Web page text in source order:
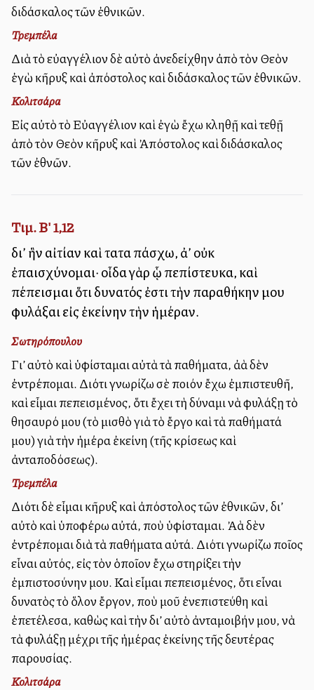
διδάσκαλος τῶν ἐθνικῶν.
Τρεμπέλα
Διὰ τὸ εὐαγγέλιον δὲ αὐτὸ ἀνεδείχθην ἀπὸ τὸν Θεὸν
ἐγὼ κῆρυξ καὶ ἀπόστολος καὶ διδάσκαλος τῶν ἐθνικῶν.
Κολιτσάρα
Εἰς αὐτὸ τὸ Εὐαγγέλιον καὶ ἐγὼ ἔχω κληθῇ καὶ τεθῇ
ἀπὸ τὸν Θεὸν κῆρυξ καὶ Ἀπόστολος καὶ διδάσκαλος
τῶν ἐθνῶν.
Τιμ. Β' 1,12
δι’ ἣν αἰτίαν καὶ ταῦτα πάσχω, ἀλλ’ οὐκ
ἐπαισχύνομαι· οἶδα γὰρ ᾧ πεπίστευκα, καὶ
πέπεισμαι ὅτι δυνατός ἐστι τὴν παραθήκην μου
φυλάξαι εἰς ἐκείνην τὴν ἡμέραν.
Σωτηρόπουλου
Γι’ αὐτὸ καὶ ὑφίσταμαι αὐτὰ τὰ παθήματα, ἀλλὰ δὲν
ἐντρέπομαι. Διότι γνωρίζω σὲ ποιόν ἔχω ἐμπιστευθῆ,
καὶ εἶμαι πεπεισμένος, ὅτι ἔχει τὴ δύναμι νὰ φυλάξῃ τὸ
θησαυρό μου (τὸ μισθὸ γιὰ τὸ ἔργο καὶ τὰ παθήματά
μου) γιὰ τὴν ἡμέρα ἐκείνη (τῆς κρίσεως καὶ
ἀνταποδόσεως).
Τρεμπέλα
Διότι δὲ εἶμαι κῆρυξ καὶ ἀπόστολος τῶν ἐθνικῶν, δι’
αὐτὸ καὶ ὑποφέρω αὐτά, ποὺ ὑφίσταμαι. Ἀλλὰ δὲν
ἐντρέπομαι διὰ τὰ παθήματα αὐτά. Διότι γνωρίζω ποῖος
εἶναι αὐτός, εἰς τὸν ὁποῖον ἔχω στηρίξει τὴν
ἐμπιστοσύνην μου. Καὶ εἶμαι πεπεισμένος, ὅτι εἶναι
δυνατὸς τὸ ὅλον ἔργον, ποὺ μοῦ ἐνεπιστεύθη καὶ
ἐπετέλεσα, καθὼς καὶ τὴν δι’ αὐτὸ ἀνταμοιβήν μου, νὰ
τὰ φυλάξῃ μέχρι τῆς ἡμέρας ἐκείνης τῆς δευτέρας
παρουσίας.
Κολιτσάρα